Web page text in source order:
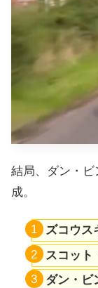
結局、ダン・
成。
ズコウス
スコット
ダン・